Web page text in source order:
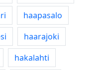
haapasalo
haarajoki
hakalahti